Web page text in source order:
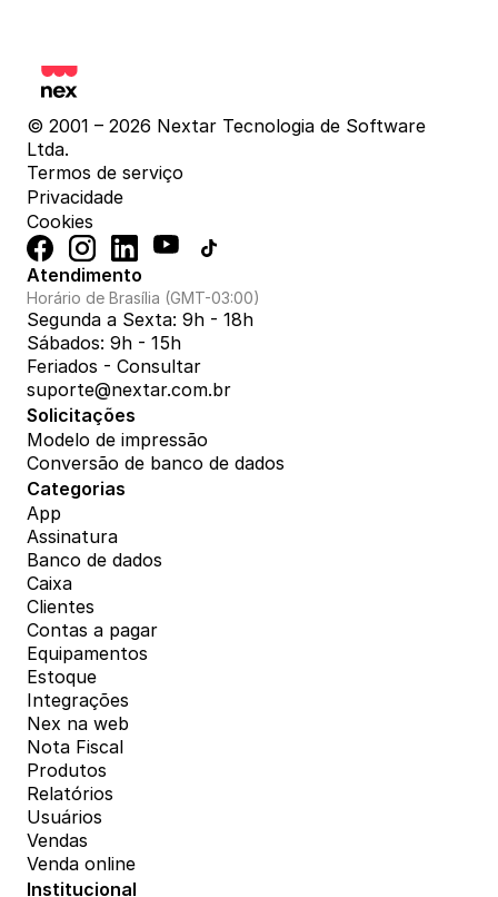
© 2001 – 2026 Nextar Tecnologia de Software
Ltda.
Termos de serviço
Privacidade
Cookies
Atendimento
Horário de Brasília (GMT-03:00)
Segunda a Sexta: 9h - 18h
Sábados: 9h - 15h
Feriados - Consultar
suporte@nextar.com.br
Solicitações
Modelo de impressão
Conversão de banco de dados
Categorias
App
Assinatura
Banco de dados
Caixa
Clientes
Contas a pagar
Equipamentos
Estoque
Integrações
Nex na web
Nota Fiscal
Produtos
Relatórios
Usuários
Vendas
Venda online
Institucional